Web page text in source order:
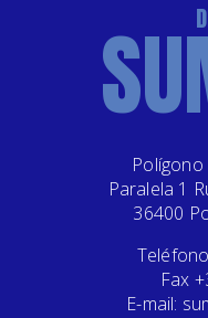
Paralela 1
36400
Fax
E-mail: